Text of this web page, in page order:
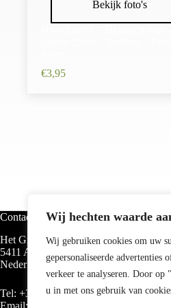
Wij hechten waarde
Wij gebruiken cookies om uw
gepersonaliseerde advertenties
verkeer te analyseren. Door op
u in met ons gebruik van
Bekijk foto's
€3,95
Contact
Het Groen 40
5411 AE Knegsel
Nederland
Tel: +31 (0)619094655
Email: